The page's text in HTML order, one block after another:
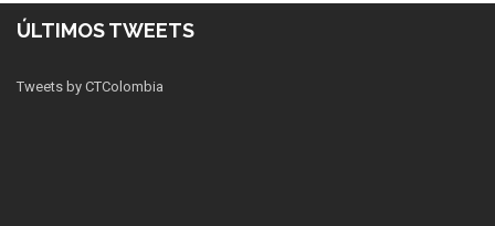
ÚLTIMOS TWEETS
Tweets by CTColombia